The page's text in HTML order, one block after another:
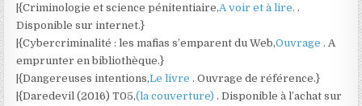
|{Criminologie et science pénitentiaire,A voir et à lire. .
Disponible sur internet.}
|{Cybercriminalité : les mafias s’emparent du Web,Ouvrage . A
emprunter en bibliothèque.}
|{Dangereuses intentions,Le livre . Ouvrage de référence.}
|{Daredevil (2016) T05,(la couverture) . Disponible à l’achat sur